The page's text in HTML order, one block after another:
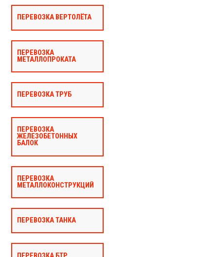
ПЕРЕВОЗКА ВЕРТОЛЁТА
ПЕРЕВОЗКА
МЕТАЛЛОПРОКАТА
ПЕРЕВОЗКА ТРУБ
ПЕРЕВОЗКА
ЖЕЛЕЗОБЕТОННЫХ
БАЛОК
ПЕРЕВОЗКА
МЕТАЛЛОКОНСТРУКЦИЙ
ПЕРЕВОЗКА ТАНКА